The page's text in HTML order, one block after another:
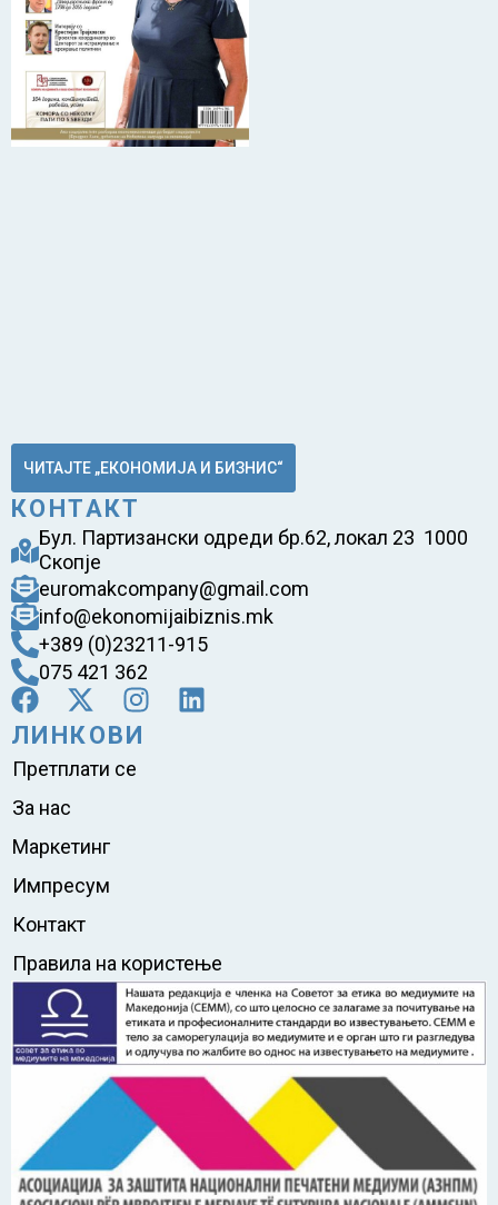
ЧИТАЈТЕ „ЕКОНОМИЈА И БИЗНИС“
КОНТАКТ
Бул. Партизански одреди бр.62, локал 23 1000
Скопје
euromakcompany@gmail.com
info@ekonomijaibiznis.mk
+389 (0)23211-915
075 421 362
ЛИНКОВИ
Претплати се
За нас
Маркетинг
Импресум
Контакт
Правила на користење